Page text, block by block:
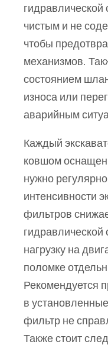
чистым и не
чтобы
механизмов.
состоянием
износа или
аварийным
Каждый
ковшом
нужно
интенсивности
фильтров
нагрузку на
поломке
Рекомендуется
в
фильтр не
Также стоит